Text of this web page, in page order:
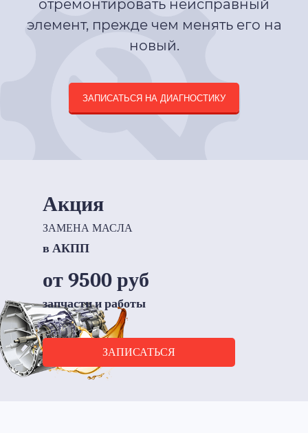
отремонтировать неисправный
элемент, прежде чем менять его на
новый.
ЗАПИСАТЬСЯ НА ДИАГНОСТИКУ
Акция
ЗАМЕНА МАСЛА
в АКПП
от 9500 руб
запчасти и работы
ЗАПИСАТЬСЯ